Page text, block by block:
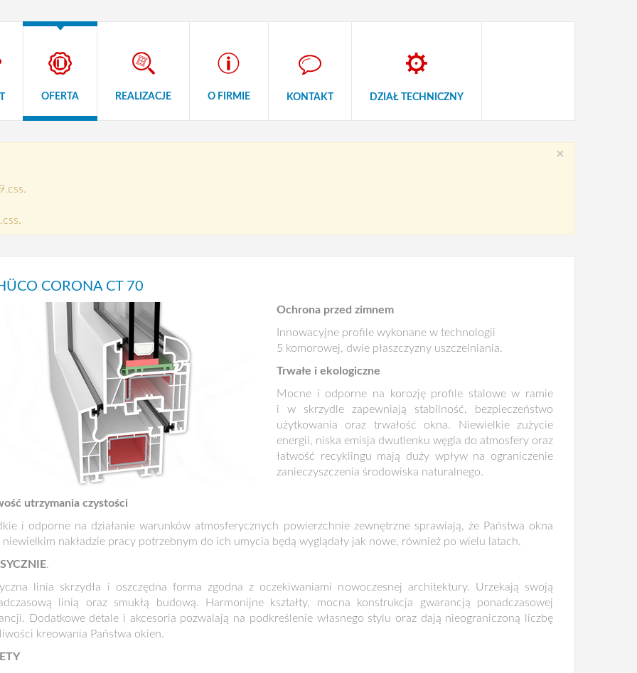
OFERTA REALIZACJE O FIRMIE KONTAKT DZIAŁ TECHNICZNY
×
CORONA CT 70
Ochrona przed zimnem
Innowacyjne profile wykonane w technologii
5 komorowej, dwie płaszczyzny uszczelniania.
Trwałe i ekologiczne
Mocne i odporne na korozję profile stalowe w ramie
i w skrzydle zapewniają stabilność, bezpieczeństwo
użytkowania oraz trwałość okna. Niewielkie zużycie
energii, niska emisja dwutlenku węgla do atmosfery oraz
łatwość recyklingu mają duży wpływ na ograniczenie
zanieczyszczenia środowiska naturalnego.
utrzymania czystości
i odporne na działanie warunków atmosferycznych powierzchnie zewnętrzne sprawiają, że Państwa okna
niewielkim nakładzie pracy potrzebnym do ich umycia będą wyglądały jak nowe, również po wielu latach.
.
linia skrzydła i oszczędna forma zgodna z oczekiwaniami nowoczesnej architektury. Urzekają swoją
linią oraz smukłą budową. Harmonijne kształty, mocna konstrukcja gwarancją ponadczasowej
Dodatkowe detale i akcesoria pozwalają na podkreślenie własnego stylu oraz dają nieograniczoną liczbę
kreowania Państwa okien.